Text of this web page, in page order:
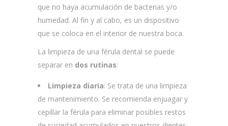
que no haya acumulación de bacterias y/o
humedad. Al fin y al cabo, es un dispositivo
que se coloca en el interior de nuestra boca.
La limpieza de una férula dental se puede
separar en dos rutinas:
Limpieza diaria: Se trata de una limpieza
de mantenimiento. Se recomienda enjuagar y
cepillar la férula para eliminar posibles restos